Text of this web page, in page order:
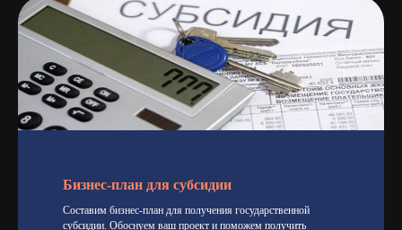
Бизнес-план для субсидии
Составим бизнес-план для получения государственной
субсидии. Обоснуем ваш проект и поможем получить